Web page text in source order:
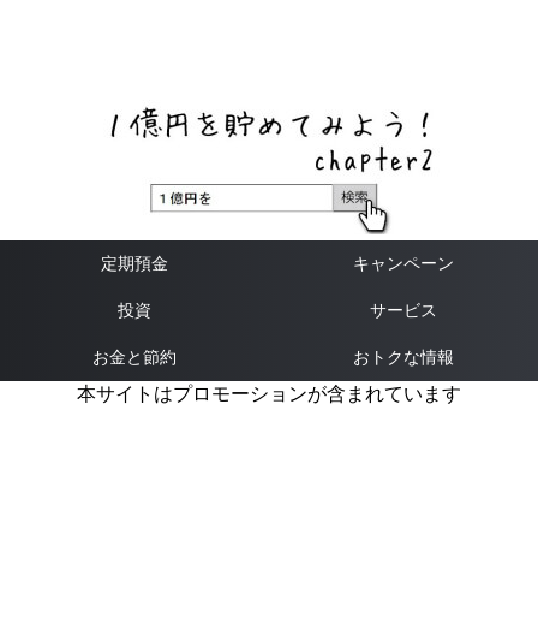
定期預金 キャンペーン
投資 サービス
お金と節約 おトクな情報
本サイトはプロモーションが含まれています